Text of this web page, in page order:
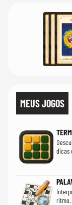
MEUS JOGOS
dicas
ritmo.